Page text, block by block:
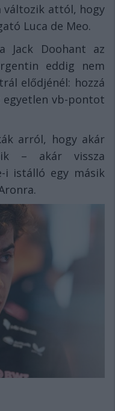
változik attól, hogy
Luca de Meo.
Jack Doohant az
eddig nem
elődjénél: hozzá
vb-pontot
arról, hogy akár
– akár vissza
i istálló egy másik